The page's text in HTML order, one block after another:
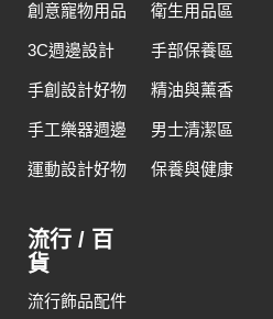
創意寵物用品
3C週邊設計
手創設計好物
手工樂器週邊
運動設計好物
衛生用品區
手部保養區
精油與薰香
男士清潔區
保養與健康
流行 / 百
貨
流行飾品配件